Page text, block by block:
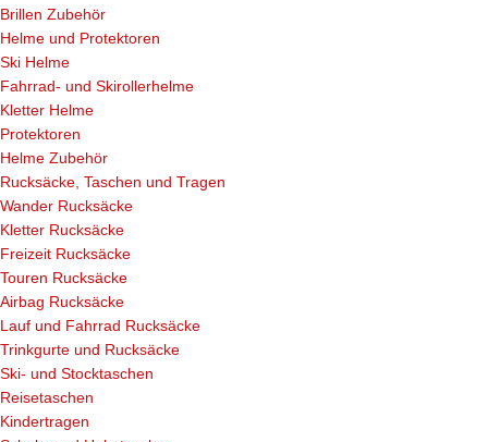
Brillen Zubehör
Helme und Protektoren
Ski Helme
Fahrrad- und Skirollerhelme
Kletter Helme
Protektoren
Helme Zubehör
Rucksäcke, Taschen und Tragen
Wander Rucksäcke
Kletter Rucksäcke
Freizeit Rucksäcke
Touren Rucksäcke
Airbag Rucksäcke
Lauf und Fahrrad Rucksäcke
Trinkgurte und Rucksäcke
Ski- und Stocktaschen
Reisetaschen
Kindertragen